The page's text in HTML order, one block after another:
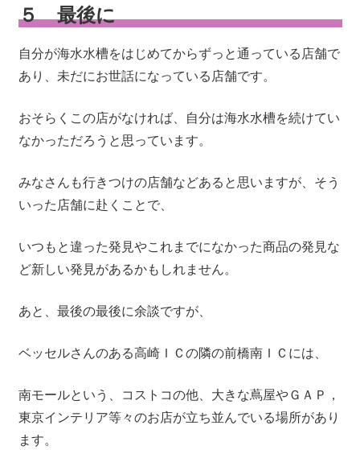
５ 最後に
自分が海水水槽をはじめてからずっと通っている店舗で
あり、未だにお世話になっている店舗です。
おそらくこの店がなければ、自分は海水水槽を続けてい
なかっただろうと思っています。
みなさんも行きつけの店舗などあると思いますが、そう
いった店舗に赴くことで、
いつもと違った発見やこれまでになかった商品の発見な
ど新しい発見があるかもしれません。
あと、最後の最後に余談ですが、
ベッセルさんのある高崎ＩＣの隣の前橋南ＩＣには、
南モールという、コストコの他、大きな蔦屋やＧＡＰ，
東京インテリア等々のお店が立ち並んでいる場所があり
ます。